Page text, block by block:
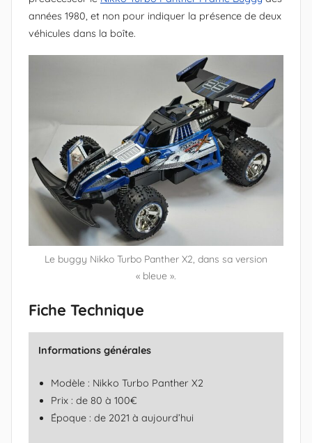
r
e
(
c
r
é
a
t
e
u
i
o
a
années 1980, et non pour indiquer la présence de deux
véhicules dans la boîte.
Le buggy Nikko Turbo Panther X2, dans sa version
« bleue ».
Fiche Technique
Informations générales
Modèle : Nikko Turbo Panther X2
Prix : de 80 à 100€
Époque : de 2021 à aujourd’hui